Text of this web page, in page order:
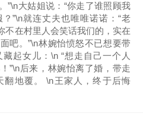
”\n大姑姐说：“你走了谁照顾我
”\n就连丈夫也唯唯诺诺：“老
不在村里人会笑话我们的，实在
吧。”\n林婉怡愤怒不已想要带
起女儿：\n “想走自己一个人
”\n后来，林婉怡离了婚，带走
翻地覆。 \n王家人，终于后悔